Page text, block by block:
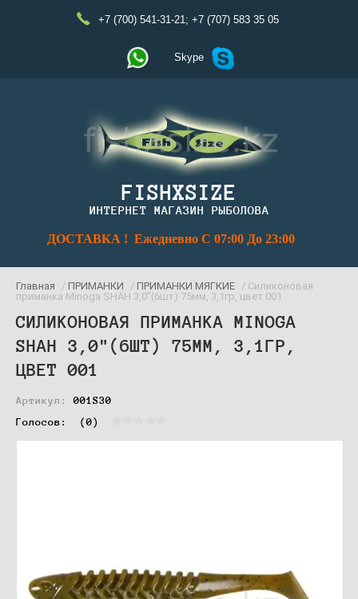
+7 (700) 541-31-21; +7 (707) 583 35 05
Skype
FISHXSIZE
ИНТЕРНЕТ МАГАЗИН РЫБОЛОВА
ДОСТАВКА ! Ежедневно С 07:00 До 23:00
Главная / ПРИМАНКИ / ПРИМАНКИ МЯГКИЕ / Силиконовая
приманка Minoga SHAH 3,0"(6шт) 75мм, 3,1гр, цвет 001
СИЛИКОНОВАЯ ПРИМАНКА MINOGA
SHAH 3,0"(6ШТ) 75ММ, 3,1ГР,
ЦВЕТ 001
Артикул:
001S30
Голосов: (0)